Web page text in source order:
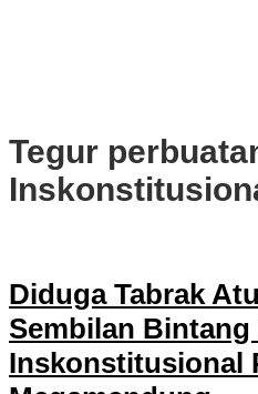
Tegur
Diduga Tabrak
Sembilan
Inskonstitusional